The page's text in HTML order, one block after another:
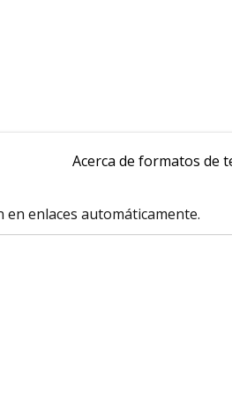
Acerca de formatos de
enlaces automáticamente.